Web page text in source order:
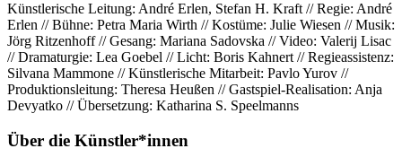
Künstlerische Leitung: André Erlen, Stefan H. Kraft // Regie: André
Erlen // Bühne: Petra Maria Wirth // Kostüme: Julie Wiesen // Musik:
Jörg Ritzenhoff // Gesang: Mariana Sadovska // Video: Valerij Lisac
// Dramaturgie: Lea Goebel // Licht: Boris Kahnert // Regieassistenz:
Silvana Mammone // Künstlerische Mitarbeit: Pavlo Yurov //
Produktionsleitung: Theresa Heußen // Gastspiel-Realisation: Anja
Devyatko // Übersetzung: Katharina S. Speelmanns
Über die Künstler*innen